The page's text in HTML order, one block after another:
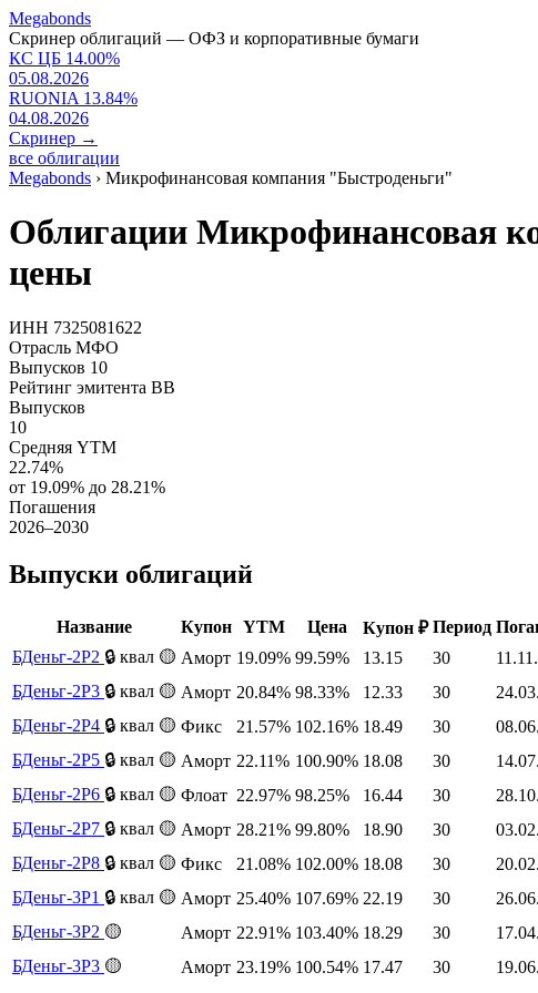
Megabonds
Скринер облигаций — ОФЗ и корпоративные бумаги
КС ЦБ 14.00%
05.08.2026
RUONIA 13.84%
04.08.2026
Скринер →
все облигации
Megabonds › Микрофинансовая компания "Быстроденьги"
Облигации Микрофинансовая
цены
ИНН 7325081622
Отрасль МФО
Выпусков 10
Рейтинг эмитента BB
Выпусков
10
Средняя YTM
22.74%
от 19.09% до 28.21%
Погашения
2026–2030
Выпуски облигаций
Название Купон YTM Цена Купон ₽ Период
БДеньг-2P2 🔒 квал 🟡 Аморт 19.09% 99.59% 13.15 30
БДеньг-2P3 🔒 квал 🟡 Аморт 20.84% 98.33% 12.33 30
БДеньг-2P4 🔒 квал 🟡 Фикс 21.57% 102.16% 18.49 30
БДеньг-2P5 🔒 квал 🟡 Аморт 22.11% 100.90% 18.08 30
БДеньг-2P6 🔒 квал 🟡 Флоат 22.97% 98.25% 16.44 30
БДеньг-2P7 🔒 квал 🟡 Аморт 28.21% 99.80% 18.90 30
БДеньг-2P8 🔒 квал 🟡 Фикс 21.08% 102.00% 18.08 30
БДеньг-3P1 🔒 квал 🟡 Аморт 25.40% 107.69% 22.19 30
БДеньг-3P2 🟡 Аморт 22.91% 103.40% 18.29 30
БДеньг-3P3 🟡 Аморт 23.19% 100.54% 17.47 30